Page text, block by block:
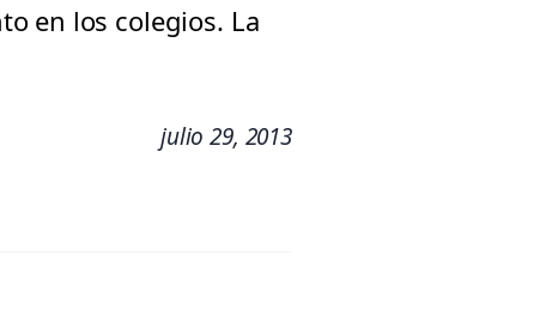
en los colegios. La
julio 29, 2013